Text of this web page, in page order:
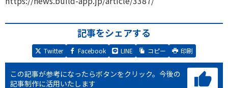
記事をシェアする
Twitter Facebook LINE コピー 印刷
この記事が参考になったらボタンをクリック。 今後の
記事制作に活用いたします